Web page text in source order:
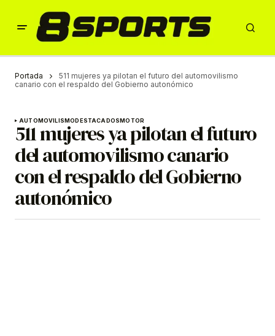
Portada
511 mujeres ya pilotan el futuro del automovilismo
canario con el respaldo del Gobierno autonómico
AUTOMOVILISMODESTACADOSMOTOR
511 mujeres ya pilotan el futuro
del automovilismo canario
con el respaldo del Gobierno
autonómico